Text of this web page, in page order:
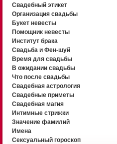
Свадебный этикет
Организация свадьбы
Букет невесты
Помощник невесты
Институт брака
Свадьба и Фен-шуй
Время для свадьбы
В ожидании свадьбы
Что после свадьбы
Свадебная астрология
Свадебные приметы
Свадебная магия
Интимные стрижки
Значение фамилий
Имена
Сексуальный гороскоп